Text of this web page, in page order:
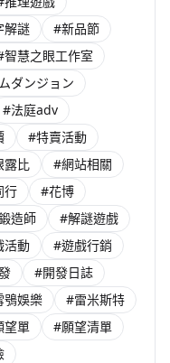
解謎
#新品節
智慧之眼工作室
ダンジョン
#法庭adv
#特賣活動
露比
#網站相關
行
#花博
造師
#解謎遊戲
活動
#遊戲行銷
#開發日誌
鴞娛樂
#雷米斯特
望單
#願望清單